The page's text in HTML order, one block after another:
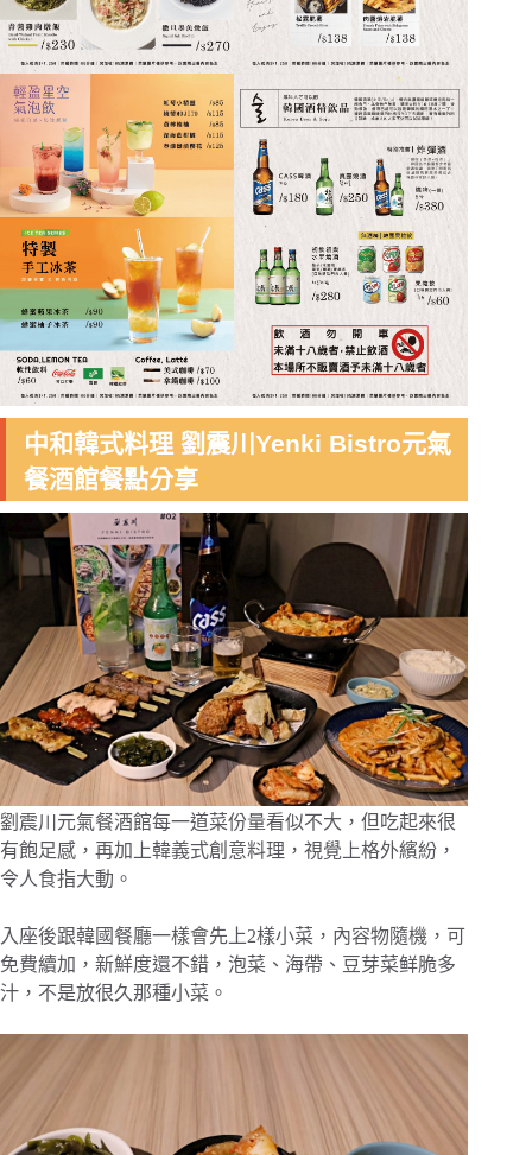
中和韓式料理 劉震川Yenki Bistro元氣
餐酒館餐點分享
劉震川元氣餐酒館每一道菜份量看似不大，但吃起來很
有飽足感，再加上韓義式創意料理，視覺上格外繽紛，
令人食指大動。
入座後跟韓國餐廳一樣會先上2樣小菜，內容物隨機，可
免費續加，新鮮度還不錯，泡菜、海帶、豆芽菜鲜脆多
汁，不是放很久那種小菜。